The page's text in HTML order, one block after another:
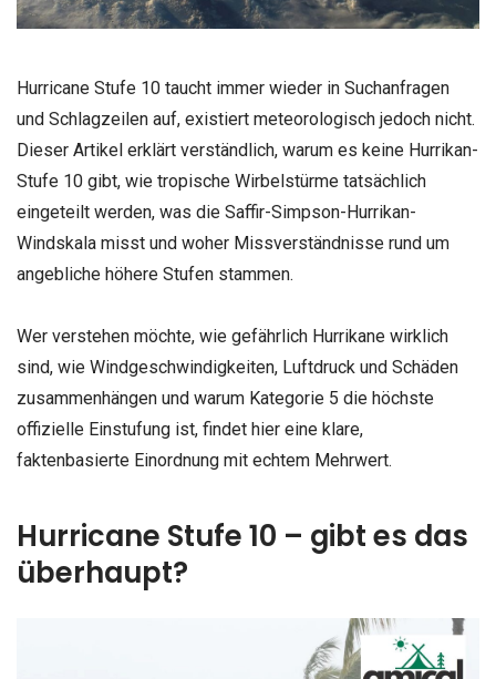
Hurricane Stufe 10 taucht immer wieder in Suchanfragen
und Schlagzeilen auf, existiert meteorologisch jedoch nicht.
Dieser Artikel erklärt verständlich, warum es keine Hurrikan-
Stufe 10 gibt, wie tropische Wirbelstürme tatsächlich
eingeteilt werden, was die Saffir-Simpson-Hurrikan-
Windskala misst und woher Missverständnisse rund um
angebliche höhere Stufen stammen.
Wer verstehen möchte, wie gefährlich Hurrikane wirklich
sind, wie Windgeschwindigkeiten, Luftdruck und Schäden
zusammenhängen und warum Kategorie 5 die höchste
offizielle Einstufung ist, findet hier eine klare,
faktenbasierte Einordnung mit echtem Mehrwert.
Hurricane Stufe 10 – gibt es das
überhaupt?